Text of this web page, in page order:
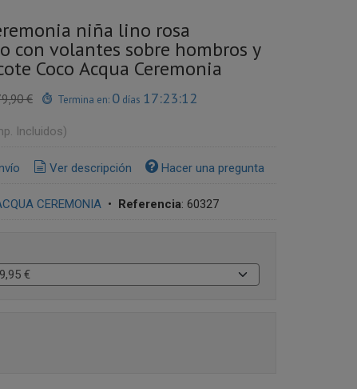
niña lino rosa
con volantes sobre hombros y
Coco Acqua Ceremonia
€ Termina en: 0 días 17:23:11
Incluidos)
Ver descripción Hacer una pregunta
CEREMONIA• Referencia: 60327